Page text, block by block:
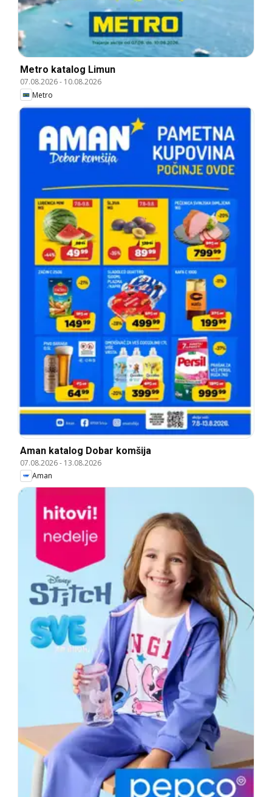
Metro katalog Limun
07.08.2026- 10.08.2026
Metro
Aman katalog Dobar komšija
07.08.2026- 13.08.2026
Aman